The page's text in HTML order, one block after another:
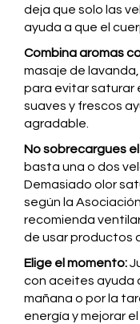
deja que solo las
ayuda a que el
Combina aromas
masaje de
para evitar saturar
suaves y frescos
agradable.
No sobrecargues el
basta una o dos
Demasiado olor
según la
recomienda
de usar productos
Elige el momento:
con aceites ayuda
mañana o por la
energía y mejorar